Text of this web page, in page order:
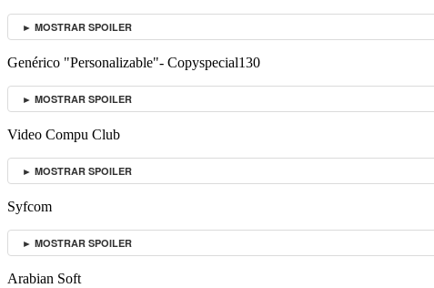
► MOSTRAR SPOILER
Genérico "Personalizable"- Copyspecial130
► MOSTRAR SPOILER
Video Compu Club
► MOSTRAR SPOILER
Syfcom
► MOSTRAR SPOILER
Arabian Soft